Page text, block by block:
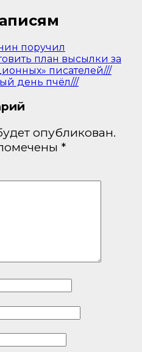
поручил
план высылки за
писателей///
день пчёл///
опубликован.
*